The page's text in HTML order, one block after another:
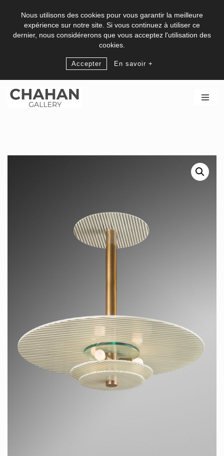
Nous utilisons des cookies pour vous garantir la meilleure
expérience sur notre site. Si vous continuez à utiliser ce
dernier, nous considérerons que vous acceptez l'utilisation des
cookies.
Accepter En savoir +